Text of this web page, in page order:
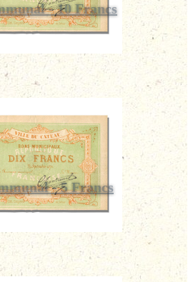
- 10 Francs
- 5 Francs